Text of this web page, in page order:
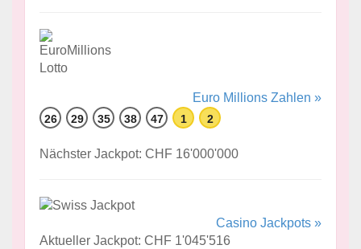
Euro Millions Zahlen »
26 29 35 38 47 1 2
Nächster Jackpot: CHF 16'000'000
Casino Jackpots »
Aktueller Jackpot: CHF 1'045'516